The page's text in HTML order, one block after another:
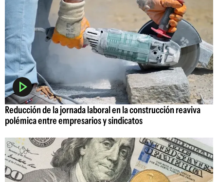
Reducción de la jornada laboral en la construcción reaviva
polémica entre empresarios y sindicatos